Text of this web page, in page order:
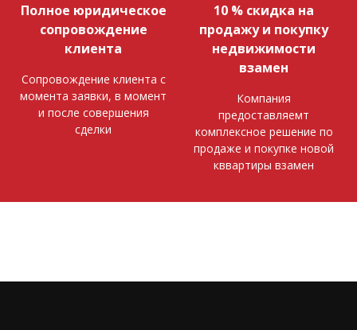
Полное юридическое
сопровождение
клиента
Сопровождение клиента с
момента заявки, в момент
и после совершения
сделки
10 % скидка на
продажу и покупку
недвижимости
взамен
Компания
предоставляемт
комплексное решение по
продаже и покупке новой
кввартиры взамен